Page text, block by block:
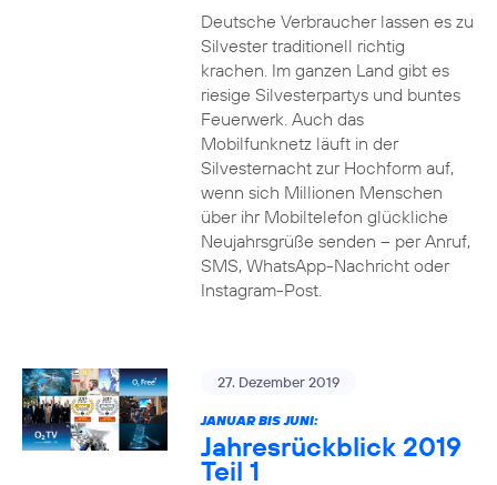
Deutsche Verbraucher lassen es zu
Silvester traditionell richtig
krachen. Im ganzen Land gibt es
riesige Silvesterpartys und buntes
Feuerwerk. Auch das
Mobilfunknetz läuft in der
Silvesternacht zur Hochform auf,
wenn sich Millionen Menschen
über ihr Mobiltelefon glückliche
Neujahrsgrüße senden – per Anruf,
SMS, WhatsApp-Nachricht oder
Instagram-Post.
27. Dezember 2019
JANUAR BIS JUNI:
Jahresrückblick 2019
Teil 1